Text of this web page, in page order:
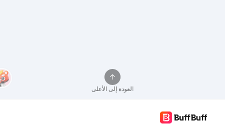
العودة إلى الأعلى